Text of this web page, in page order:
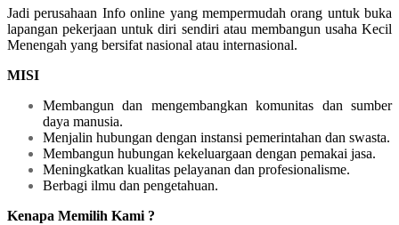
Jadi perusahaan Info online yang mempermudah orang untuk buka
lapangan pekerjaan untuk diri sendiri atau membangun usaha Kecil
Menengah yang bersifat nasional atau internasional.
MISI
Membangun dan mengembangkan komunitas dan sumber
daya manusia.
Menjalin hubungan dengan instansi pemerintahan dan swasta.
Membangun hubungan kekeluargaan dengan pemakai jasa.
Meningkatkan kualitas pelayanan dan profesionalisme.
Berbagi ilmu dan pengetahuan.
Kenapa Memilih Kami ?